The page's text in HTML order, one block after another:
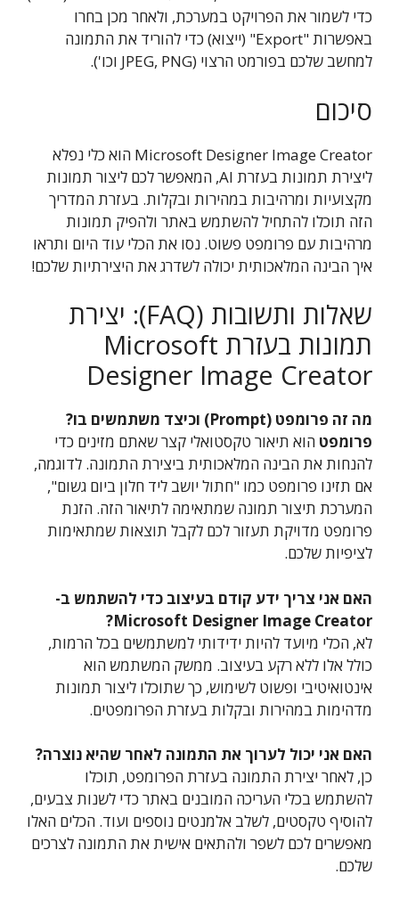
כדי לשמור את הפרויקט במערכת, ולאחר מכן בחרו
באפשרות "Export" (ייצוא) כדי להוריד את התמונה
למחשב שלכם בפורמט הרצוי (JPEG, PNG וכו').
סיכום
Microsoft Designer Image Creator הוא כלי נפלא
ליצירת תמונות בעזרת AI, המאפשר לכם ליצור תמונות
מקצועיות ומרהיבות במהירות ובקלות. בעזרת המדריך
הזה תוכלו להתחיל להשתמש באתר ולהפיק תמונות
מרהיבות עם פרומפט פשוט. נסו את הכלי עוד היום ותראו
איך הבינה המלאכותית יכולה לשדרג את היצירתיות שלכם!
שאלות ותשובות (FAQ): יצירת
תמונות בעזרת Microsoft
Designer Image Creator
מה זה פרומפט (Prompt) וכיצד משתמשים בו?
פרומפט הוא תיאור טקסטואלי קצר שאתם מזינים כדי
להנחות את הבינה המלאכותית ביצירת התמונה. לדוגמה,
אם תזינו פרומפט כמו "חתול יושב ליד חלון ביום גשום",
המערכת תיצור תמונה שמתאימה לתיאור הזה. הזנת
פרומפט מדויקת תעזור לכם לקבל תוצאות שמתאימות
לציפיות שלכם.
האם אני צריך ידע קודם בעיצוב כדי להשתמש ב-
Microsoft Designer Image Creator?
לא, הכלי מיועד להיות ידידותי למשתמשים בכל הרמות,
כולל אלו ללא רקע בעיצוב. ממשק המשתמש הוא
אינטואיטיבי ופשוט לשימוש, כך שתוכלו ליצור תמונות
מדהימות במהירות ובקלות בעזרת הפרומפטים.
האם אני יכול לערוך את התמונה לאחר שהיא נוצרה?
כן, לאחר יצירת התמונה בעזרת הפרומפט, תוכלו
להשתמש בכלי העריכה המובנים באתר כדי לשנות צבעים,
להוסיף טקסטים, לשלב אלמנטים נוספים ועוד. הכלים האלו
מאפשרים לכם לשפר ולהתאים אישית את התמונה לצרכים
שלכם.